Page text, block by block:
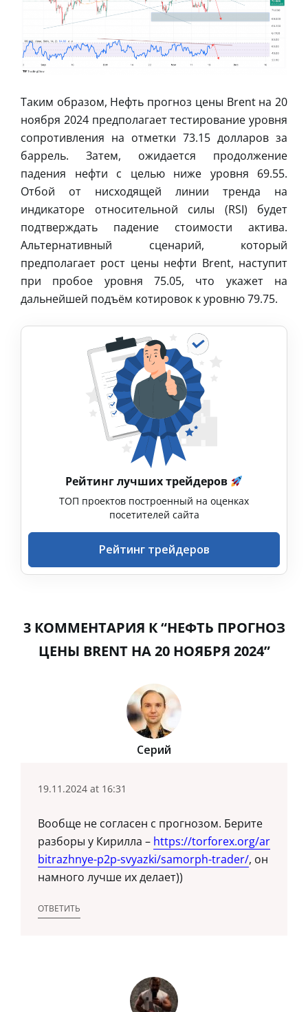
Таким образом, Нефть прогноз цены Brent на 20
ноября 2024 предполагает тестирование уровня
сопротивления на отметки 73.15 долларов за
баррель. Затем, ожидается продолжение
падения нефти с целью ниже уровня 69.55.
Отбой от нисходящей линии тренда на
индикаторе относительной силы (RSI) будет
подтверждать падение стоимости актива.
Альтернативный сценарий, который
предполагает рост цены нефти Brent, наступит
при пробое уровня 75.05, что укажет на
дальнейшей подъём котировок к уровню 79.75.
Рейтинг лучших трейдеров
ТОП проектов построенный на оценках
посетителей сайта
Рейтинг трейдеров
3 КОММЕНТАРИЯ К “НЕФТЬ ПРОГНОЗ
ЦЕНЫ BRENT НА 20 НОЯБРЯ 2024”
Серий
19.11.2024 at 16:31
Вообще не согласен с прогнозом. Берите
разборы у Кирилла – https://torforex.org/ar
bitrazhnye-p2p-svyazki/samorph-trader/, он
намного лучше их делает))
ОТВЕТИТЬ